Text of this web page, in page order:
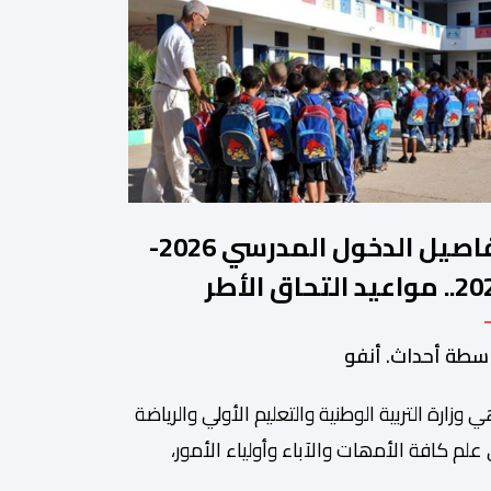
أبرزالتظاهرات التراثية بالمغرب، والتي تستقطب سنويا
تفاصيل الدخول المدرسي 2026-
2027.. مواعيد التحاق الأطر
بالمؤسسات التعليمية
أحداث. أنفو
وزارة التربیة الوطنیة والتعلیم الأولي والریاضة
علم كافة الأمھات والآباء وأولیاء الأمور،